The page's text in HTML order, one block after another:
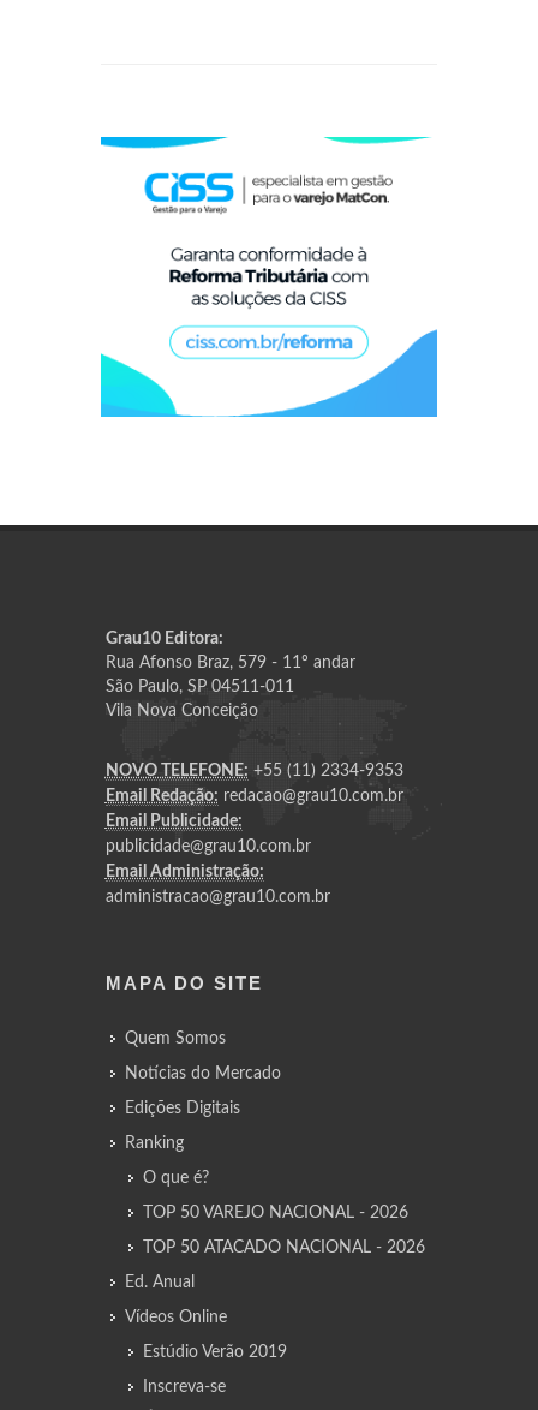
Grau10 Editora:
Rua Afonso Braz, 579 - 11º andar
São Paulo, SP 04511-011
Vila Nova Conceição
NOVO TELEFONE: +55 (11) 2334-9353
Email Redação: redacao@grau10.com.br
Email Publicidade:
publicidade@grau10.com.br
Email Administração:
administracao@grau10.com.br
MAPA DO SITE
Quem Somos
Notícias do Mercado
Edições Digitais
Ranking
O que é?
TOP 50 VAREJO NACIONAL - 2026
TOP 50 ATACADO NACIONAL - 2026
Ed. Anual
Vídeos Online
Estúdio Verão 2019
Inscreva-se